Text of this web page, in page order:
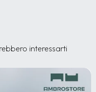
interessarti